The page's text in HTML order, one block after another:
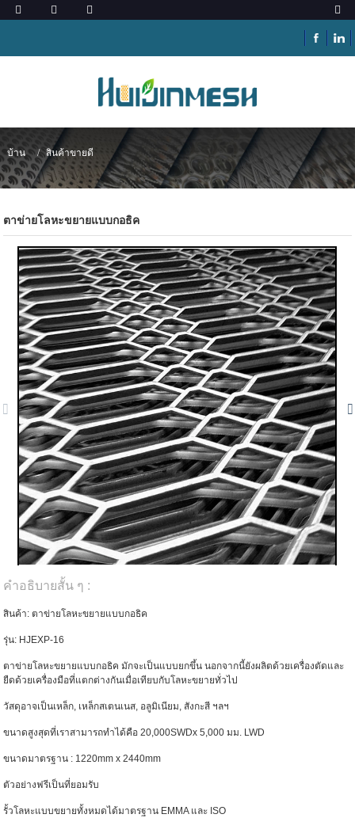
บ้าน สินค้าขายดี
ตาข่ายโลหะขยายแบบกอธิค
คำอธิบายสั้น ๆ :
สินค้า: ตาข่ายโลหะขยายแบบกอธิค
รุ่น: HJEXP-16
ตาข่ายโลหะขยายแบบกอธิค มักจะเป็นแบบยกขึ้น นอกจากนี้ยังผลิตด้วยเครื่องตัดและ
ยืดด้วยเครื่องมือที่แตกต่างกันเมื่อเทียบกับโลหะขยายทั่วไป
วัสดุอาจเป็นเหล็ก, เหล็กสเตนเนส, อลูมิเนียม, สังกะสี ฯลฯ
ขนาดสูงสุดที่เราสามารถทำได้คือ 20,000SWDx 5,000 มม. LWD
ขนาดมาตรฐาน : 1220mm x 2440mm
ตัวอย่างฟรีเป็นที่ยอมรับ
รั้วโลหะแบบขยายทั้งหมดได้มาตรฐาน EMMA และ ISO